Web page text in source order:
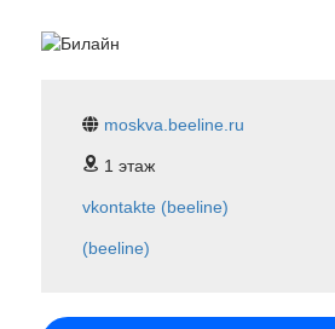
moskva.beeline.ru
1 этаж
vkontakte (beeline)
(beeline)